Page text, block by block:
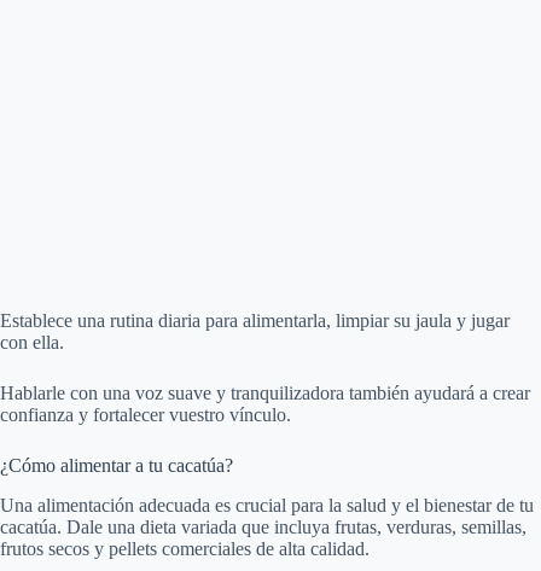
Establece una rutina diaria para alimentarla, limpiar su jaula y jugar
con ella.
Hablarle con una voz suave y tranquilizadora también ayudará a crear
confianza y fortalecer vuestro vínculo.
¿Cómo alimentar a tu cacatúa?
Una alimentación adecuada es crucial para la salud y el bienestar de tu
cacatúa. Dale una dieta variada que incluya frutas, verduras, semillas,
frutos secos y pellets comerciales de alta calidad.